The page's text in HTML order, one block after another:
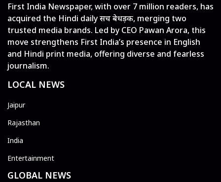
First India Newspaper, with over 7 million readers, has
acquired the Hindi daily सच बेधड़क, merging two
trusted media brands. Led by CEO Pawan Arora, this
move strengthens First India’s presence in English
and Hindi print media, offering diverse and fearless
journalism.
LOCAL NEWS
Jaipur
Rajasthan
India
Entertainment
GLOBAL NEWS